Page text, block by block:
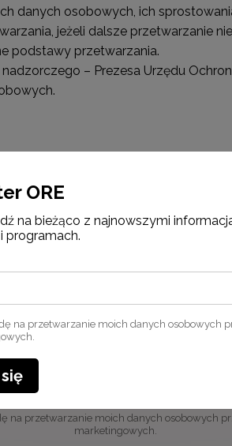
danych osobowych, ich
jeżeli dalsze przetwarzanie
podstawy przetwarzania.
– Prezesa Urzędu
Newsletter ORE
na przetwarzanie moich danych osobowych
marketingowych.
ORE
na bieżąco z najnowszymi
programach.
na przetwarzanie moich danych osobowych